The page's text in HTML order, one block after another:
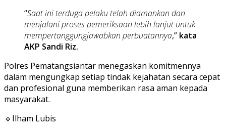
“Saat ini terduga pelaku telah diamankan dan
menjalani proses pemeriksaan lebih lanjut untuk
mempertanggungjawabkan perbuatannya,” kata
AKP Sandi Riz.
Polres Pematangsiantar menegaskan komitmennya
dalam mengungkap setiap tindak kejahatan secara cepat
dan profesional guna memberikan rasa aman kepada
masyarakat.
🔹Ilham Lubis